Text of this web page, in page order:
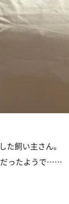
た飼い主さん。
だったようで……